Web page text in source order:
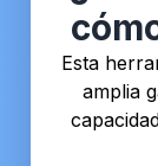
Esta
amplia